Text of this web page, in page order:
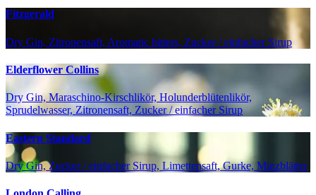
Fitzgerald
Dry Gin, Zitronensaft, Aromatic bitters, Zucker / einfacher Sirup
Elderflower Collins
Dry Gin, Maraschino-Kirschlikör, Holunderblütenlikör,
Sprudelwasser, Zitronensaft, Zucker / einfacher Sirup
Eastern Standard
Dry Gin, Zucker / einfacher Sirup, Limettensaft, Gurke, Minzblätter